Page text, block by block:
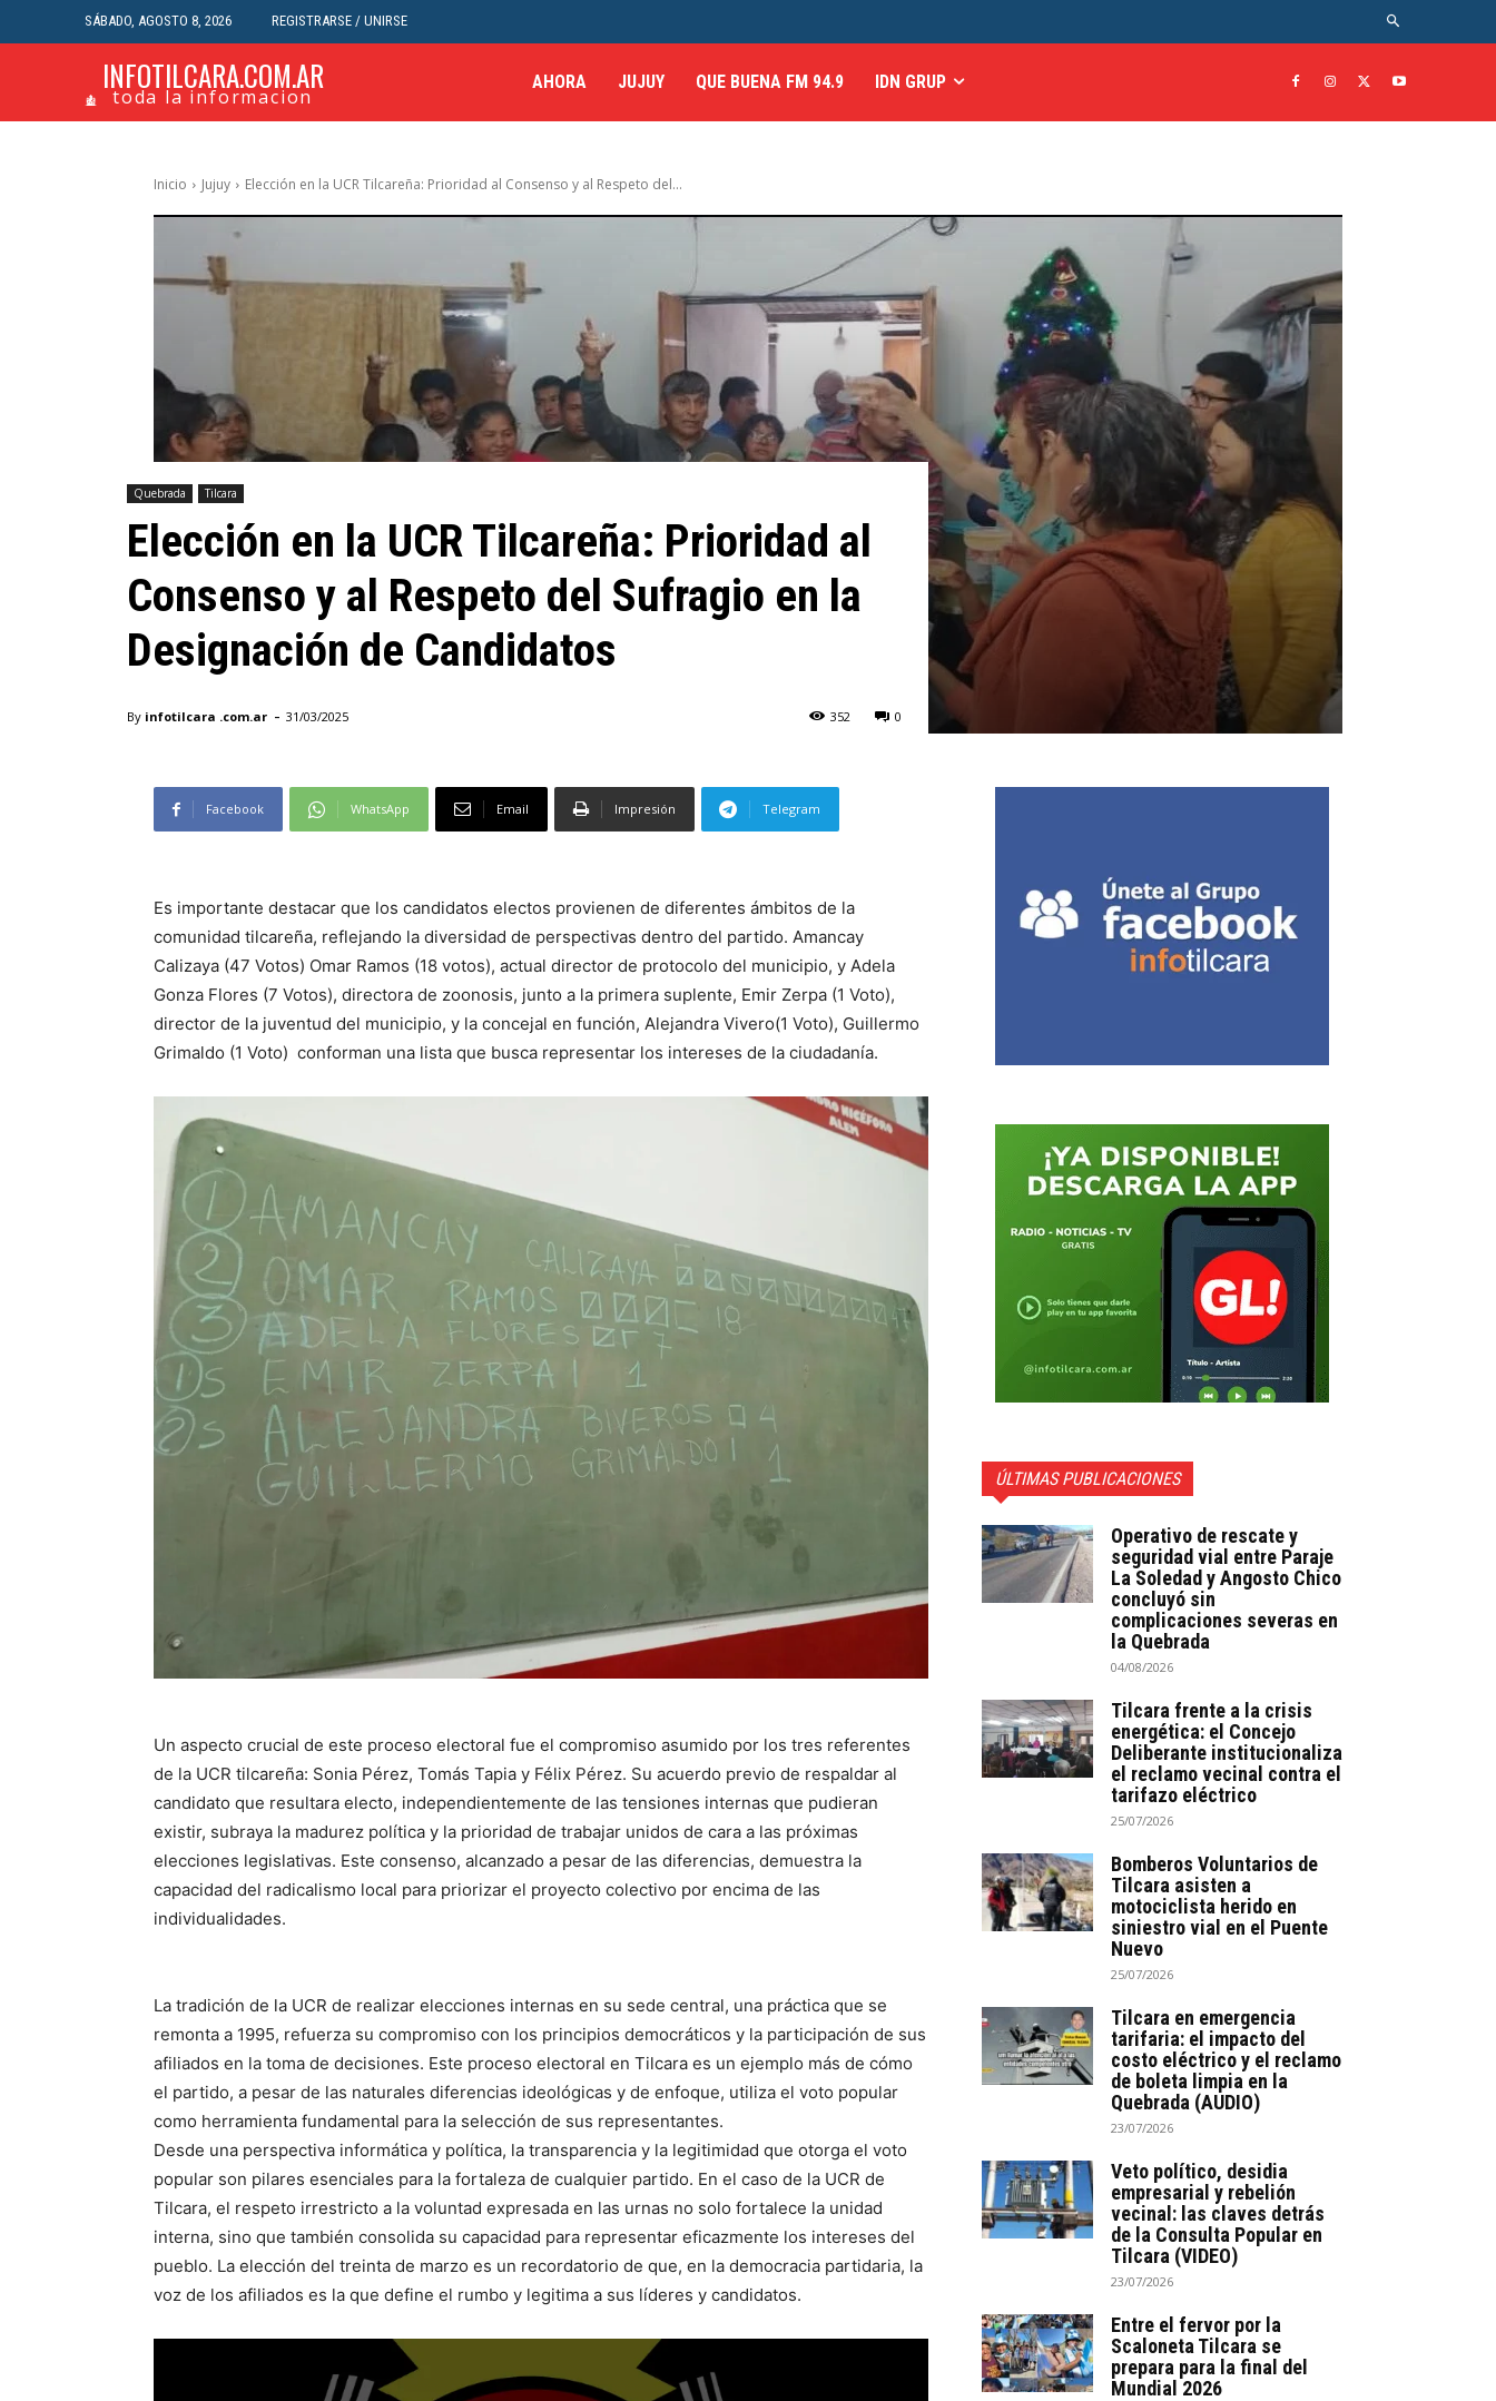
SÁBADO, AGOSTO 8, 2026 REGISTRARSE / UNIRSE
INFOTILCARA.COM.AR
toda la informacion
AHORA JUJUY QUE BUENA FM 94.9 IDN GRUP
Inicio Jujuy Elección en la UCR Tilcareña: Prioridad al Consenso y al Respeto del...
Quebrada Tilcara
Elección en la UCR Tilcareña: Prioridad al
Consenso y al Respeto del Sufragio en la
Designación de Candidatos
By infotilcara .com.ar - 31/03/2025 0
352
Facebook WhatsApp Email Impresión Telegram
Es importante destacar que los candidatos electos provienen de diferentes ámbitos de la
comunidad tilcareña, reflejando la diversidad de perspectivas dentro del partido. Amancay
Calizaya (47 Votos) Omar Ramos (18 votos), actual director de protocolo del municipio, y Adela
Gonza Flores (7 Votos), directora de zoonosis, junto a la primera suplente, Emir Zerpa (1 Voto),
director de la juventud del municipio, y la concejal en función, Alejandra Vivero(1 Voto), Guillermo
Grimaldo (1 Voto) conforman una lista que busca representar los intereses de la ciudadanía.
Un aspecto crucial de este proceso electoral fue el compromiso asumido por los tres referentes
de la UCR tilcareña: Sonia Pérez, Tomás Tapia y Félix Pérez. Su acuerdo previo de respaldar al
candidato que resultara electo, independientemente de las tensiones internas que pudieran
existir, subraya la madurez política y la prioridad de trabajar unidos de cara a las próximas
elecciones legislativas. Este consenso, alcanzado a pesar de las diferencias, demuestra la
capacidad del radicalismo local para priorizar el proyecto colectivo por encima de las
individualidades.
La tradición de la UCR de realizar elecciones internas en su sede central, una práctica que se
remonta a 1995, refuerza su compromiso con los principios democráticos y la participación de sus
afiliados en la toma de decisiones. Este proceso electoral en Tilcara es un ejemplo más de cómo
el partido, a pesar de las naturales diferencias ideológicas y de enfoque, utiliza el voto popular
como herramienta fundamental para la selección de sus representantes.
Desde una perspectiva informática y política, la transparencia y la legitimidad que otorga el voto
popular son pilares esenciales para la fortaleza de cualquier partido. En el caso de la UCR de
Tilcara, el respeto irrestricto a la voluntad expresada en las urnas no solo fortalece la unidad
interna, sino que también consolida su capacidad para representar eficazmente los intereses del
pueblo. La elección del treinta de marzo es un recordatorio de que, en la democracia partidaria, la
voz de los afiliados es la que define el rumbo y legitima a sus líderes y candidatos.
ÚLTIMAS PUBLICACIONES
Operativo de rescate y
seguridad vial entre Paraje
La Soledad y Angosto Chico
concluyó sin
complicaciones severas en
la Quebrada
04/08/2026
Tilcara frente a la crisis
energética: el Concejo
Deliberante institucionaliza
el reclamo vecinal contra el
tarifazo eléctrico
25/07/2026
Bomberos Voluntarios de
Tilcara asisten a
motociclista herido en
siniestro vial en el Puente
Nuevo
25/07/2026
Tilcara en emergencia
tarifaria: el impacto del
costo eléctrico y el reclamo
de boleta limpia en la
Quebrada (AUDIO)
23/07/2026
Veto político, desidia
empresarial y rebelión
vecinal: las claves detrás
de la Consulta Popular en
Tilcara (VIDEO)
23/07/2026
Entre el fervor por la
Scaloneta Tilcara se
prepara para la final del
Mundial 2026